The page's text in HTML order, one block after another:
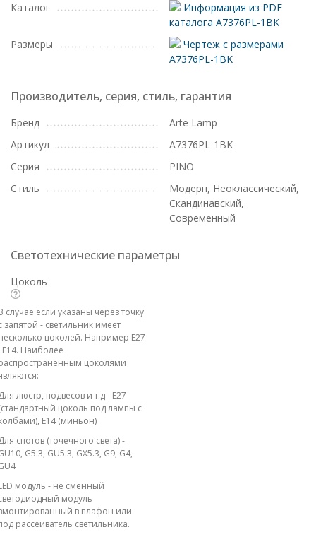
Каталог
Информация из PDF
каталога A7376PL-1BK
Размеры
Чертеж с размерами
A7376PL-1BK
Производитель, серия, стиль, гарантия
Бренд
Arte Lamp
Артикул
A7376PL-1BK
Серия
PINO
Стиль
Модерн, Неоклассический,
Скандинавский,
Современный
Светотехнические параметры
Цоколь
случае если указаны через точку
запятой - светильник имеет
цоколей. Например E27
E14. Наиболее
цоколями
люстр, подвесов и т.д - E27
цоколь под лампы с
E14 (миньон)
спотов (точечного света) -
G5.3, GU5.3, GX5.3, G9, G4,
модуль - не сменный
модуль
в плафон или
рассеиватель светильника.